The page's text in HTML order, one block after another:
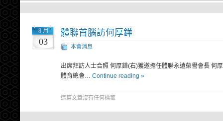
8 月
03
體聯首腦訪何厚鏵
本會消息
出席拜訪人士合照 何厚鏵(右)獲邀擔任體聯永遠榮譽會長 何
體育總會… Continue reading »
這篇文章沒有任何標籤